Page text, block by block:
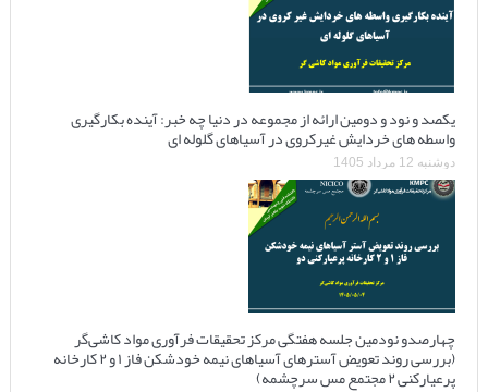
یکصد و نود و دومین ارائه از مجموعه در دنیا چه خبر: آینده بکارگیری
واسطه های خردایش غیرکروی در آسیاهای گلوله ای
دوشنبه 12 مرداد 1405
چهارصدو نودمین جلسه هفتگی مرکز تحقیقات فرآوری مواد کاشی‌گر
(بررسی روند تعویض آسترهای آسیاهای نیمه خودشکن فاز ۱ و ۲ کارخانه
پرعیارکنی ۲ مجتمع مس سرچشمه)